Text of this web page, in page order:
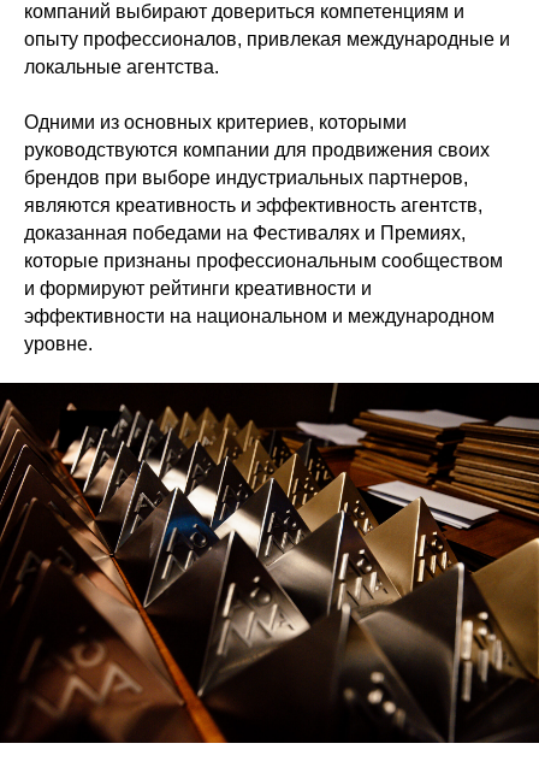
компаний выбирают довериться компетенциям и
опыту профессионалов, привлекая международные и
локальные агентства.
Одними из основных критериев, которыми
руководствуются компании для продвижения своих
брендов при выборе индустриальных партнеров,
являются креативность и эффективность агентств,
доказанная победами на Фестивалях и Премиях,
которые признаны профессиональным сообществом
и формируют рейтинги креативности и
эффективности на национальном и международном
уровне.